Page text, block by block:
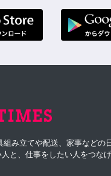
み立てや配送、家事などの
と、仕事をしたい人をつなげ